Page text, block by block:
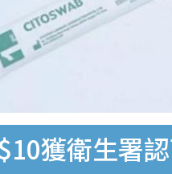
獲衛生署